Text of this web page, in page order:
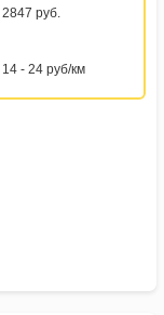
2847 руб.
14 - 24 руб/км